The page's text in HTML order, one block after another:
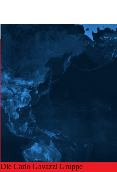
Die Carlo Gavazzi Gruppe